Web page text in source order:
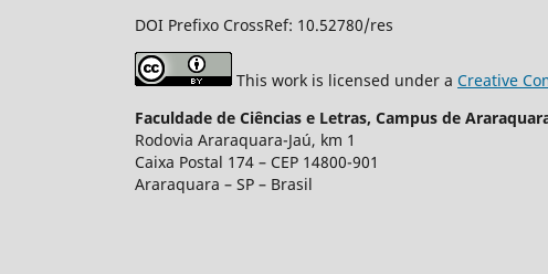
DOI Prefixo CrossRef: 10.52780/res
This work is licensed under a Creative
Faculdade de Ciências e Letras, Campus de
Rodovia Araraquara-Jaú, km 1
Caixa Postal 174 – CEP 14800-901
Araraquara – SP – Brasil